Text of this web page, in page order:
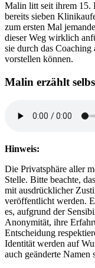
Malin litt seit ihrem 15.
bereits sieben
zum ersten Mal
dieser Weg wirklich
sie durch das Coaching
vorstellen können.
Malin erzählt
Hinweis:
Die Privatsphäre aller
Stelle. Bitte beachte,
mit ausdrücklicher
veröffentlicht werden.
es, aufgrund der
Anonymität, ihre
Entscheidung
Identität werden auf
auch geänderte